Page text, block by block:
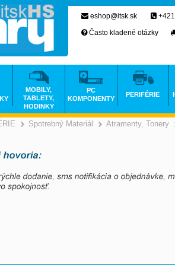
>
Spotrebný Materiál >
Atramenty, Tonery
eshop@itsk.sk
Často kladené otázky
MOBILY,
TABLETY,
HODINKY
PC
KOMPONENTY
PERIFÉRIE